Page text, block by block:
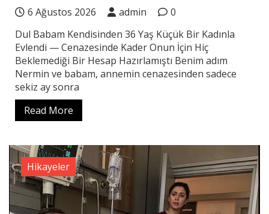
6 Ağustos 2026 admin
0
Dul Babam Kendisinden 36 Yaş Küçük Bir Kadınla
Evlendi — Cenazesinde Kader Onun İçin Hiç
Beklemediği Bir Hesap Hazırlamıştı Benim adım
Nermin ve babam, annemin cenazesinden sadece
sekiz ay sonra
Read More
Hikayeler